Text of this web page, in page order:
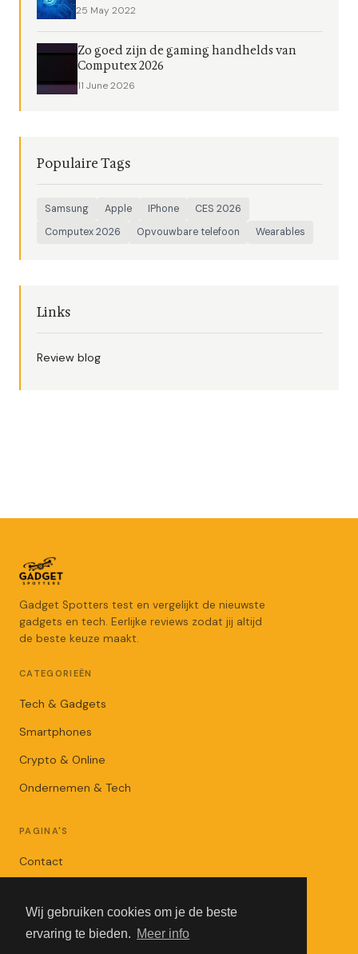
Wij gebruiken cookies om je de beste
ervaring te bieden. Meer info
25 May 2022
Zo goed zijn de gaming handhelds van
Computex 2026
11 June 2026
Populaire Tags
Samsung Apple IPhone
CES 2026
Computex 2026
Opvouwbare telefoon Wearables
Links
Review blog
Gadget Spotters test en vergelijkt de nieuwste
gadgets en tech. Eerlijke reviews zodat jij altijd
de beste keuze maakt.
CATEGORIEËN
Tech & Gadgets
Smartphones
Crypto & Online
Ondernemen & Tech
PAGINA'S
Contact
Algemene Voorwaarden
Adverteren